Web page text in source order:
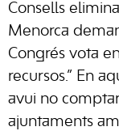
Consells
Menorca
Congrés vota
recursos.” En
avui no
ajuntaments